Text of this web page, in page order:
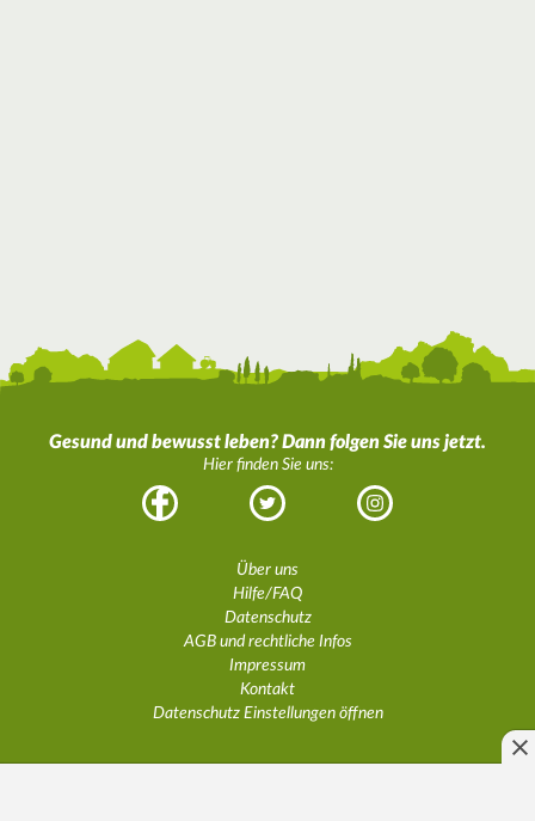
Gesund und bewusst leben? Dann folgen Sie uns jetzt.
Hier finden Sie uns:
Facebook Twitter Instagram
Über uns
Hilfe/FAQ
Datenschutz
AGB und rechtliche Infos
Impressum
Kontakt
Datenschutz Einstellungen öffnen